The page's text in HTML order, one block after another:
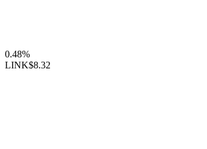
0.48%
LINK$8.32